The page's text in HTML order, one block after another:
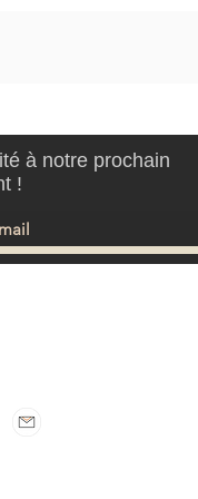
à notre prochain
!